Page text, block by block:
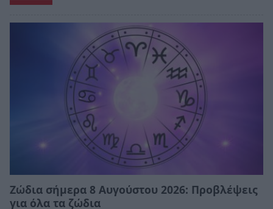
Ζώδια σήμερα 8 Αυγούστου 2026: Προβλέψεις
για όλα τα ζώδια